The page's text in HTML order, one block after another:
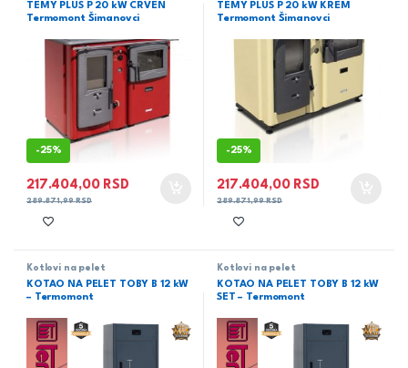
TEMY PLUS P 20 kW CRVEN
Termomont Šimanovci
-25%
217.404,00 RSD
289.871,99RSD
TEMY PLUS P 20 kW KREM
Termomont Šimanovci
-25%
217.404,00 RSD
289.871,99RSD
Kotlovi na pelet
KOTAO NA PELET TOBY B 12 kW
– Termomont
Kotlovi na pelet
KOTAO NA PELET TOBY B 12 kW
SET – Termomont